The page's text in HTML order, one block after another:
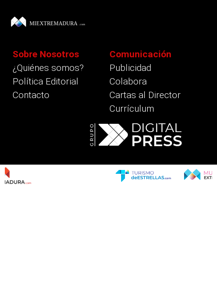
Sobre Nosotros
¿Quiénes somos?
Política Editorial
Contacto
Comunicación
Publicidad
Colabora
Cartas al Director
Currículum